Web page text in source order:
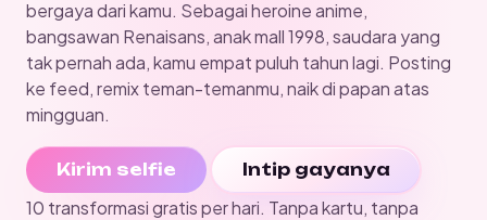
bergaya dari kamu. Sebagai heroine anime,
bangsawan Renaisans, anak mall 1998, saudara yang
tak pernah ada, kamu empat puluh tahun lagi. Posting
ke feed, remix teman-temanmu, naik di papan atas
mingguan.
Kirim selfie Intip gayanya
10 transformasi gratis per hari. Tanpa kartu, tanpa